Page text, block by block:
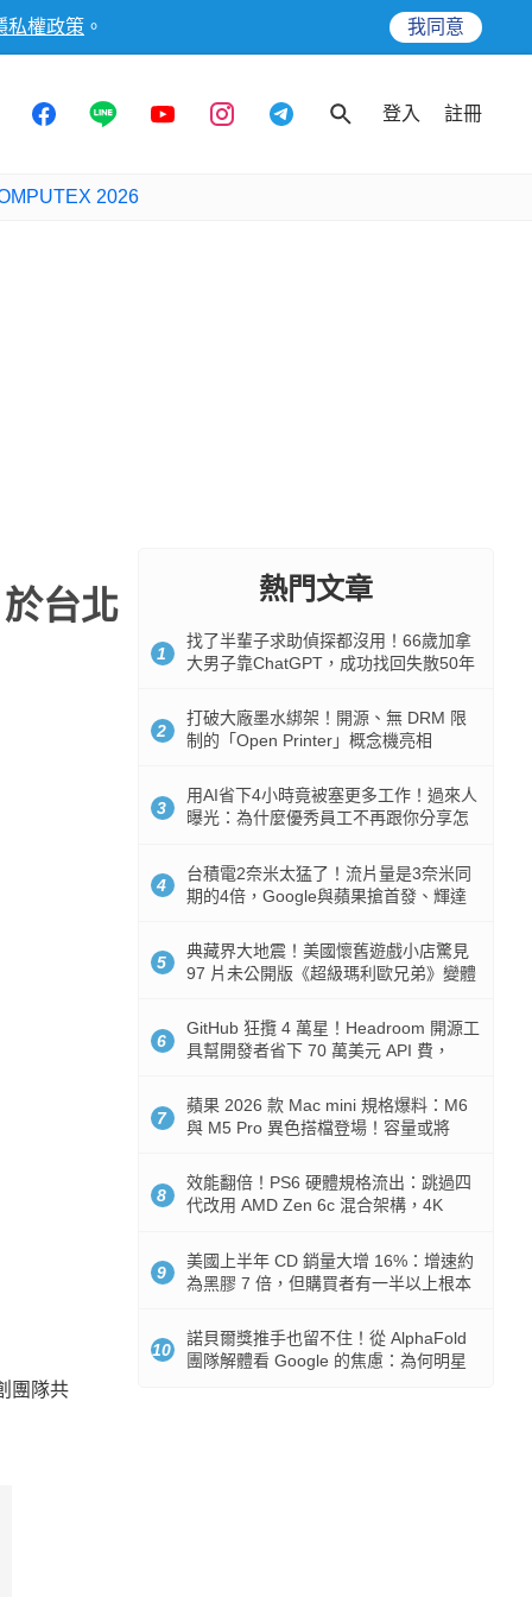
私權政策 。 我同意
登入 註冊
2026
台北
團隊共
熱門文章
1
找了半輩子求助偵探都沒用！66歲加拿
大男子靠ChatGPT，成功找回失散50年
2
打破大廠墨水綁架！開源、無 DRM 限
制的「Open Printer」概念機亮相
3
用AI省下4小時竟被塞更多工作！過來人
曝光：為什麼優秀員工不再跟你分享怎
4
台積電2奈米太猛了！流片量是3奈米同
期的4倍，Google與蘋果搶首發、輝達
5
典藏界大地震！美國懷舊遊戲小店驚見
97 片未公開版《超級瑪利歐兄弟》變體
6
GitHub 狂攬 4 萬星！Headroom 開源工
具幫開發者省下 70 萬美元 API 費，
7
蘋果 2026 款 Mac mini 規格爆料：M6
與 M5 Pro 異色搭檔登場！容量或將
8
效能翻倍！PS6 硬體規格流出：跳過四
代改用 AMD Zen 6c 混合架構，4K
9
美國上半年 CD 銷量大增 16%：增速約
為黑膠 7 倍，但購買者有一半以上根本
10
諾貝爾獎推手也留不住！從 AlphaFold
團隊解體看 Google 的焦慮：為何明星